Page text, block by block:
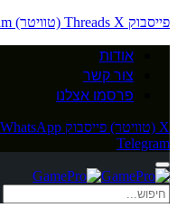
פייסבוק
Threads X (טוויטר)
אודות
צור קשר
פרסמו אצלנו
X (טוויטר) פייסבוק WhatsApp
Telegram